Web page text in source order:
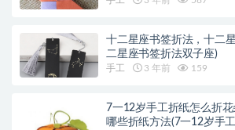
十二星座书签折法，十二
二星座书签折法双子座)
手工 3 年前 159
7一12岁手工折纸怎么折
哪些折纸方法(7一12岁手